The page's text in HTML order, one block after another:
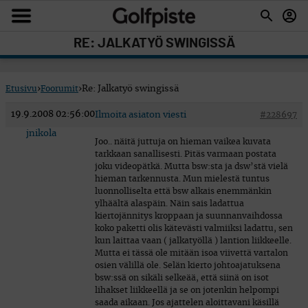
RE: JALKATYÖ SWINGISSÄ
Etusivu›Foorumit›Re: Jalkatyö swingissä
19.9.2008 02:56:00 #228697
Ilmoita asiaton viesti
jnikola
Joo.. näitä juttuja on hieman vaikea kuvata
tarkkaan sanallisesti. Pitäs varmaan postata
joku videopätkä. Mutta bsw:sta ja dsw’stä vielä
hieman tarkennusta. Mun mielestä tuntus
luonnolliselta että bsw alkais enemmänkin
ylhäältä alaspäin. Näin sais ladattua
kiertojännitys kroppaan ja suunnanvaihdossa
koko paketti olis kätevästi valmiiksi ladattu, sen
kun laittaa vaan ( jalkatyöllä ) lantion liikkeelle.
Mutta ei tässä ole mitään isoa viivettä vartalon
osien välillä ole. Selän kierto johtoajatuksena
bsw:ssä on sikäli selkeää, että siinä on isot
lihakset liikkeellä ja se on jotenkin helpompi
saada aikaan. Jos ajattelen aloittavani käsillä